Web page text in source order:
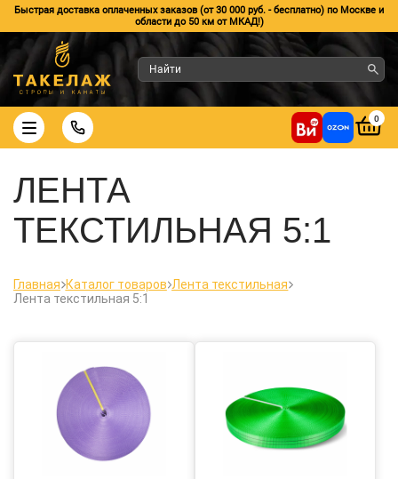
Быстрая доставка оплаченных заказов (от 30 000 руб. - бесплатно) по Москве и
области до 50 км от МКАД!)
0
ЛЕНТА
ТЕКСТИЛЬНАЯ 5:1
Главная Каталог товаров Лента текстильная
Лента текстильная 5:1